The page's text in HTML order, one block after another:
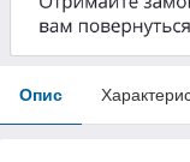
Опис